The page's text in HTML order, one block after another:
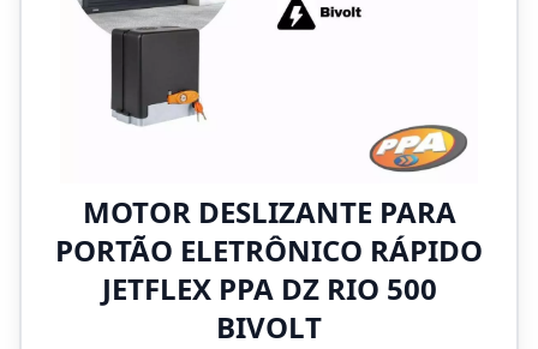
MOTOR DESLIZANTE PARA
PORTÃO ELETRÔNICO RÁPIDO
JETFLEX PPA DZ RIO 500
BIVOLT